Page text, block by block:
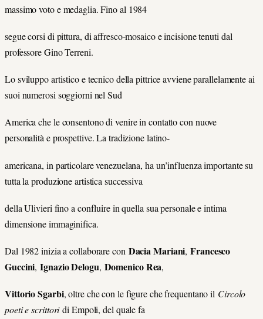
massimo voto e medaglia. Fino al 1984
segue corsi di pittura, di aﬀresco-mosaico e incisione tenuti dal
professore Gino Terreni.
Lo sviluppo artistico e tecnico della pittrice avviene parallelamente ai
suoi numerosi soggiorni nel Sud
America che le consentono di venire in contatto con nuove
personalità e prospettive. La tradizione latino-
americana, in particolare venezuelana, ha un’influenza importante su
tutta la produzione artistica successiva
della Ulivieri fino a confluire in quella sua personale e intima
dimensione immaginifica.
Dal 1982 inizia a collaborare con Dacia Mariani,Francesco
Guccini,Ignazio Delogu, Domenico Rea,
Vittorio Sgarbi, oltre che con le figure che frequentano il Circolo
poeti e scrittoridi Empoli, del quale fa